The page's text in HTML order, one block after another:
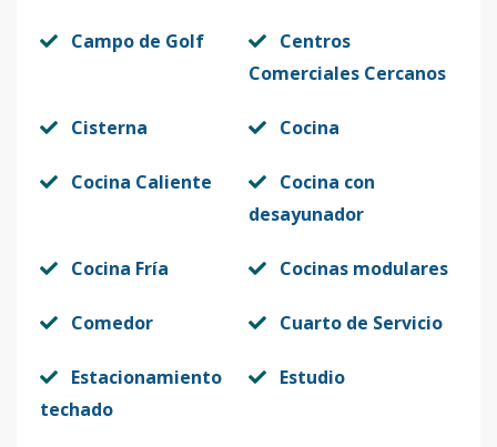
Campo de Golf
Centros
Comerciales Cercanos
Cisterna Cocina
Cocina Caliente
Cocina con
desayunador
Cocina Fría Cocinas modulares
Comedor Cuarto de Servicio
Estacionamiento
techado
Estudio